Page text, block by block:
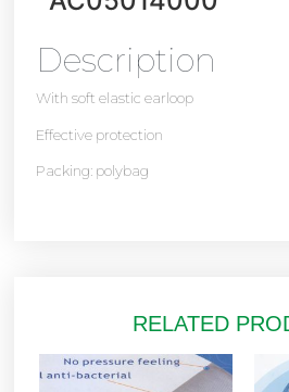
Description
With soft elastic earloop
Effective protection
Packing: polybag
RELATED